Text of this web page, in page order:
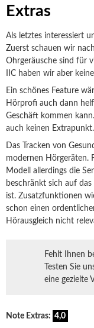
Extras
Als letztes interessiert
Zuerst schauen wir
Ohrgeräusche sind für
IIC haben wir aber
Ein schönes Feature
Hörprofi auch dann
Geschäft kommen
auch keinen Extrapunkt.
Das Tracken von
modernen Hörgeräten.
Modell allerdings die
beschränkt sich auf
ist. Zusatzfunktionen
schon einen
Hörausgleich nicht
Fehlt Ihnen
Testen Sie
eine gezielte
Note Extras: 4,0